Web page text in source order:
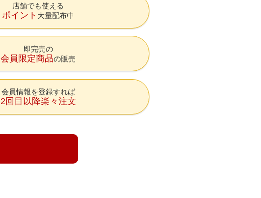
店舗でも使える
ポイント 大量配布中
即完売の
会員限定商品の販売
会員情報を登録すれば
2回目以降楽々注文